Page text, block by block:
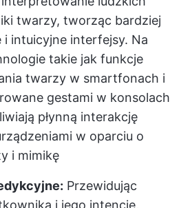
twarzy, tworząc bardziej
i intuicyjne interfejsy. Na
takie jak funkcje
twarzy w smartfonach i
gestami w konsolach
płynną interakcję
w oparciu o
i mimikę
Przewidując
i jego intencje,